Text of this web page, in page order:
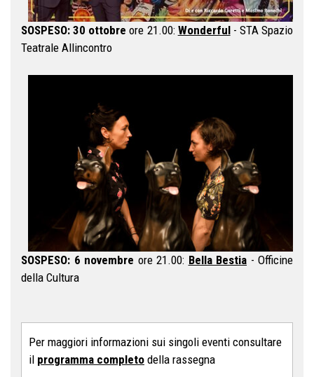
SOSPESO: 30 ottobreore 21.00: Wonderful- STA Spazio
Teatrale Allincontro
SOSPESO: 6 novembre ore 21.00: Bella Bestia - Officine
della Cultura
Per maggiori informazioni sui singoli eventi consultare
il programma completo della rassegna